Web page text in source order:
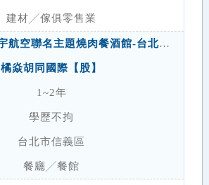
建材╱傢俱零售業
【星胡同】星宇航空聯名主題燒肉餐酒館-台北大巨蛋｜外場正職/領班
橘焱胡同國際【股】
1~2年
學歷不拘
台北市信義區
餐廳╱餐館